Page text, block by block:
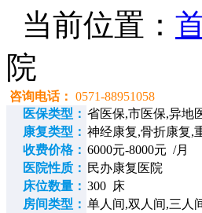
当前位置：
院
咨询电话： 0571-88951058
医保类型： 省医保,市医保,异地
康复类型： 神经康复,骨折康复,
收费价格： 6000元-8000元 /月
医院性质： 民办康复医院
床位数量： 300 床
房间类型： 单人间,双人间,三人